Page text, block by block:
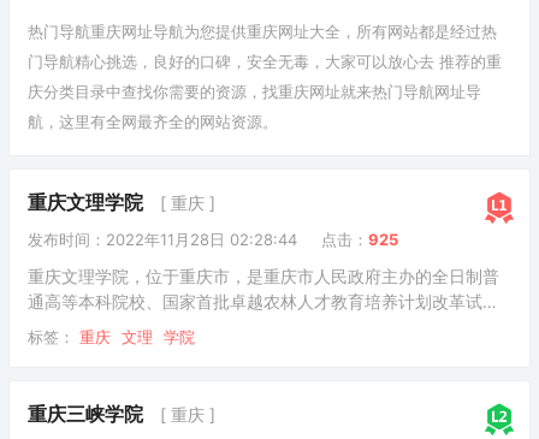
热门导航重庆网址导航为您提供重庆网址大全，所有网站都是经过热
门导航精心挑选，良好的口碑，安全无毒，大家可以放心去 推荐的重
庆分类目录中查找你需要的资源，找重庆网址就来热门导航网址导
航，这里有全网最齐全的网站资源。
重庆文理学院 [ 重庆 ]
发布时间：2022年11月28日 02:28:44 点击： 925
重庆文理学院，位于重庆市，是重庆市人民政府主办的全日制普
通高等本科院校、国家首批卓越农林人才教育培养计划改革试点
高校。其前身重庆师范高等专科学校和渝州教育学院分别创办于
1976年和1972年；2001年5月，两校合并组建为重庆渝西学院；
显示，学校有红河、星湖两个校区，校园占地面积1767亩，校舍
建筑面积73万平方米，馆藏图书291.3万册（含电子图书），教
标签： 重庆 文理 学院
重庆三峡学院 [ 重庆 ]